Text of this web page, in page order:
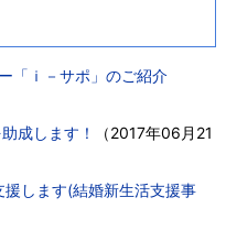
「ｉ－サポ」のご紹介
成します！
（2017年06月21
します(結婚新生活支援事